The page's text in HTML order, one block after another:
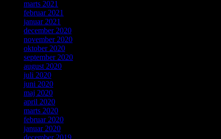
marts 2021
februar 2021
januar 2021
december 2020
november 2020
oktober 2020
september 2020
august 2020
juli 2020
juni 2020
maj 2020
april 2020
marts 2020
februar 2020
januar 2020